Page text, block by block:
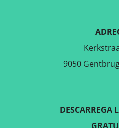
9050
DESCARREGA